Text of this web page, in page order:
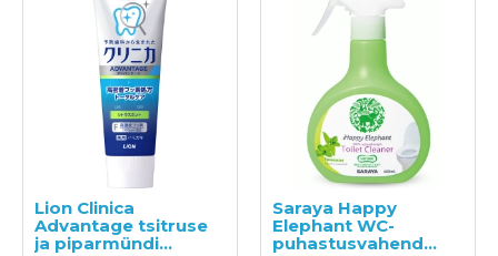
Lion Clinica
Advantage tsitruse
ja piparmündi
Saraya Happy
Elephant WC-
puhastusvahend